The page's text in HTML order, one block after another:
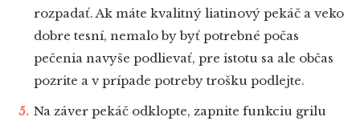
rozpadať. Ak máte kvalitný liatinový pekáč a veko
dobre tesní, nemalo by byť potrebné počas
pečenia navyše podlievať, pre istotu sa ale občas
pozrite a v prípade potreby trošku podlejte.
Na záver pekáč odklopte, zapnite funkciu grilu